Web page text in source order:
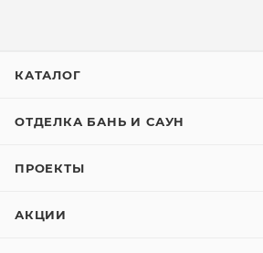
КАТАЛОГ
ОТДЕЛКА БАНЬ И САУН
ПРОЕКТЫ
АКЦИИ